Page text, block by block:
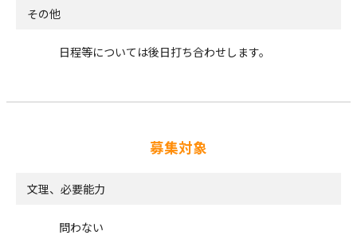
その他
日程等については後日打ち合わせします。
募集対象
文理、必要能力
問わない